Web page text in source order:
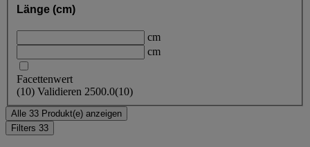
Länge (cm)
cm
cm
Facettenwert
(10) Validieren 2500.0(10)
Alle 33 Produkt(e) anzeigen
Filters 33